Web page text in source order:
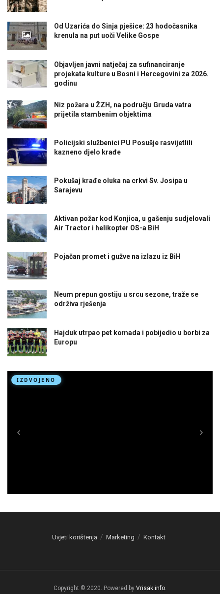
Od Uzarića do Sinja pješice: 23 hodočasnika
krenula na put uoči Velike Gospe
Objavljen javni natječaj za sufinanciranje
projekata kulture u Bosni i Hercegovini za 2026.
godinu
Niz požara u ŽZH, na području Gruda vatra
prijetila stambenim objektima
Policijski službenici PU Posušje rasvijetlili
kazneno djelo krađe
Pokušaj krađe oluka na crkvi Sv. Josipa u
Sarajevu
Aktivan požar kod Konjica, u gašenju sudjelovali
Air Tractor i helikopter OS-a BiH
Pojačan promet i gužve na izlazu iz BiH
Neum prepun gostiju u srcu sezone, traže se
održiva rješenja
Hajduk utrpao pet komada i pobijedio u borbi za
Europu
Uvjeti korištenja Marketing Kontakt
Copyright © 2020. Powered by Vrisak.info.